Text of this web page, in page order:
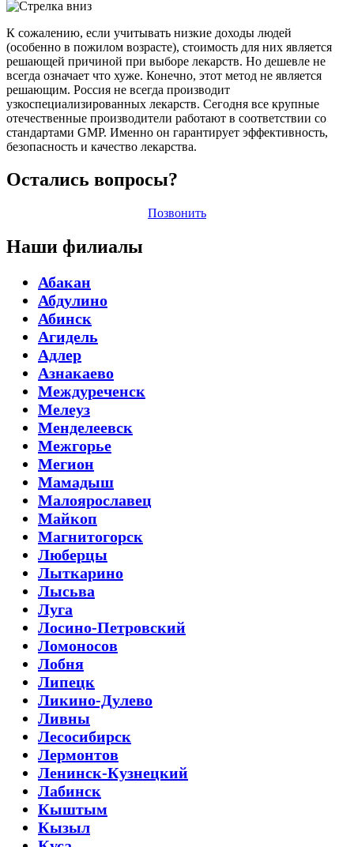
К сожалению, если учитывать низкие доходы людей
(особенно в пожилом возрасте), стоимость для них является
решающей причиной при выборе лекарств. Но дешевле не
всегда означает что хуже. Конечно, этот метод не является
решающим. Россия не всегда производит
узкоспециализированных лекарств. Сегодня все крупные
отечественные производители работают в соответствии со
стандартами GMP. Именно он гарантирует эффективность,
безопасность и качество лекарства.
Остались вопросы?
Позвонить
Наши филиалы
Абакан
Абдулино
Абинск
Агидель
Адлер
Азнакаево
Междуреченск
Мелеуз
Менделеевск
Межгорье
Мегион
Мамадыш
Малоярославец
Майкоп
Магнитогорск
Люберцы
Лыткарино
Лысьва
Луга
Лосино-Петровский
Ломоносов
Лобня
Липецк
Ликино-Дулево
Ливны
Лесосибирск
Лермонтов
Ленинск-Кузнецкий
Лабинск
Кыштым
Кызыл